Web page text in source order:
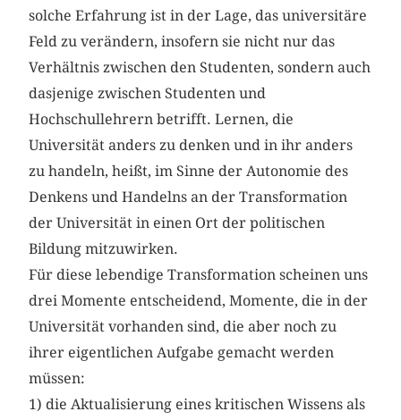
solche Erfahrung ist in der Lage, das universitäre
Feld zu verändern, insofern sie nicht nur das
Verhältnis zwischen den Studenten, sondern auch
dasjenige zwischen Studenten und
Hochschullehrern betrifft. Lernen, die
Universität anders zu denken und in ihr anders
zu handeln, heißt, im Sinne der Autonomie des
Denkens und Handelns an der Transformation
der Universität in einen Ort der politischen
Bildung mitzuwirken.
Für diese lebendige Transformation scheinen uns
drei Momente entscheidend, Momente, die in der
Universität vorhanden sind, die aber noch zu
ihrer eigentlichen Aufgabe gemacht werden
müssen:
1) die Aktualisierung eines kritischen Wissens als